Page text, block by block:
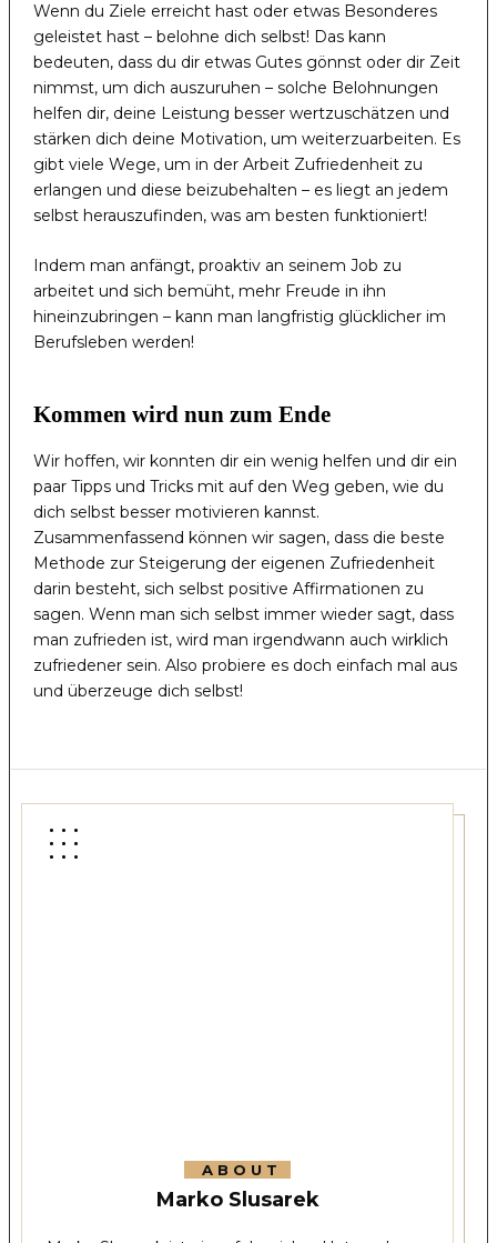
Wenn du Ziele erreicht hast oder etwas Besonderes
geleistet hast – belohne dich selbst! Das kann
bedeuten, dass du dir etwas Gutes gönnst oder dir Zeit
nimmst, um dich auszuruhen – solche Belohnungen
helfen dir, deine Leistung besser wertzuschätzen und
stärken dich deine Motivation, um weiterzuarbeiten. Es
gibt viele Wege, um in der Arbeit Zufriedenheit zu
erlangen und diese beizubehalten – es liegt an jedem
selbst herauszufinden, was am besten funktioniert!
Indem man anfängt, proaktiv an seinem Job zu
arbeitet und sich bemüht, mehr Freude in ihn
hineinzubringen – kann man langfristig glücklicher im
Berufsleben werden!
Kommen wird nun zum Ende
Wir hoffen, wir konnten dir ein wenig helfen und dir ein
paar Tipps und Tricks mit auf den Weg geben, wie du
dich selbst besser motivieren kannst.
Zusammenfassend können wir sagen, dass die beste
Methode zur Steigerung der eigenen Zufriedenheit
darin besteht, sich selbst positive Affirmationen zu
sagen. Wenn man sich selbst immer wieder sagt, dass
man zufrieden ist, wird man irgendwann auch wirklich
zufriedener sein. Also probiere es doch einfach mal aus
und überzeuge dich selbst!
ABOUT
Marko Slusarek